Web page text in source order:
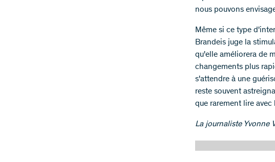
nous pouvons
Même si ce type
Brandeis juge la
qu'elle améliorera de
changements plus
s'attendre à une
reste souvent
que rarement lire
La journaliste Yvonne